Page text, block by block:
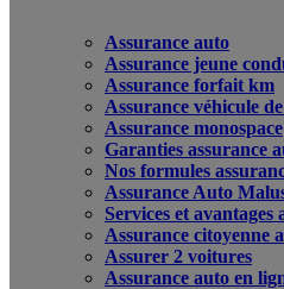
Assurance auto
Assurance jeune
Assurance forfait km
Assurance véhicule
Assurance monospace
Garanties assurance
Nos formules
Assurance Auto
Services et
Assurance citoyenne
Assurer 2 voitures
Assurance auto en